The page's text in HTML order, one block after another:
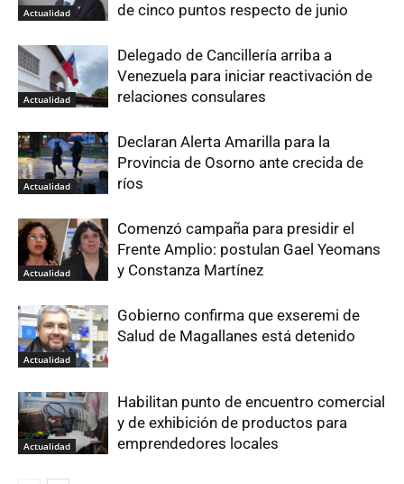
Actualidad
de cinco puntos respecto de junio
Actualidad
Delegado de Cancillería arriba a
Venezuela para iniciar reactivación de
relaciones consulares
Actualidad
Declaran Alerta Amarilla para la
Provincia de Osorno ante crecida de
ríos
Actualidad
Comenzó campaña para presidir el
Frente Amplio: postulan Gael Yeomans
y Constanza Martínez
Actualidad
Gobierno confirma que exseremi de
Salud de Magallanes está detenido
Actualidad
Habilitan punto de encuentro comercial
y de exhibición de productos para
emprendedores locales